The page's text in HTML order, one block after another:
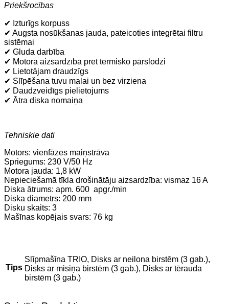
Priekšrocības
✔ Izturīgs korpuss
✔ Augsta nosūkšanas jauda, pateicoties integrētai filtru
sistēmai
✔ Gluda darbība
✔ Motora aizsardzība pret termisko pārslodzi
✔ Lietotājam draudzīgs
✔ Slīpēšana tuvu malai un bez virziena
✔ Daudzveidīgs pielietojums
✔ Ātra diska nomaiņa
Tehniskie dati
Motors: vienfāzes maiņstrāva
Spriegums: 230 V/50 Hz
Motora jauda: 1,8 kW
Nepieciešamā tīkla drošinātāju aizsardzība: vismaz 16 A
Diska ātrums: apm. 600 apgr./min
Diska diametrs: 200 mm
Disku skaits: 3
Mašīnas kopējais svars: 76 kg
Tips
Slīpmašīna TRIO, Disks ar neilona birstēm (3 gab.),
Disks ar misiņa birstēm (3 gab.), Disks ar tērauda
birstēm (3 gab.)